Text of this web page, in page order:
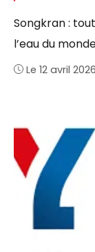
Songkran :
l’eau du
Le 12 avril